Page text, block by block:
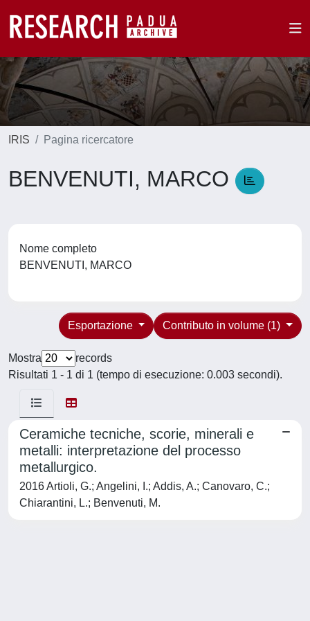
IRIS Pagina ricercatore
BENVENUTI, MARCO
Nome completo
BENVENUTI, MARCO
Contributo in volume (1)
Esportazione
Mostra
records
Risultati 1 - 1 di 1 (tempo di esecuzione: 0.003 secondi).
Ceramiche tecniche, scorie, minerali e
metalli: interpretazione del processo
metallurgico.
2016 Artioli, G.; Angelini, I.; Addis, A.; Canovaro, C.;
Chiarantini, L.; Benvenuti, M.